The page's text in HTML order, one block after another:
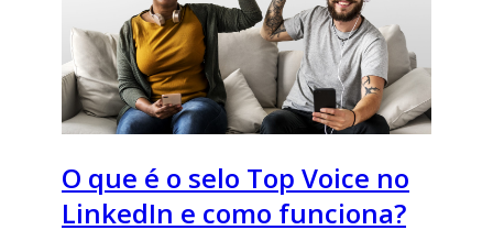
O que é o selo Top Voice no
LinkedIn e como funciona?